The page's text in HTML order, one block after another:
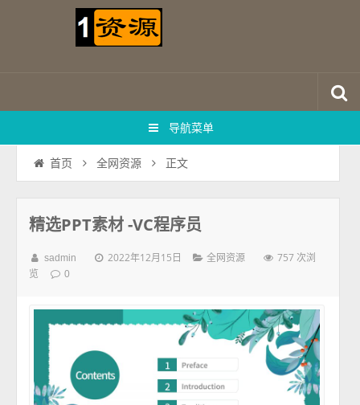
导航菜单
首页 全网资源 正文
精选PPT素材 -VC程序员
sadmin 2022年12月15日 全网资源
757 次浏
览
0